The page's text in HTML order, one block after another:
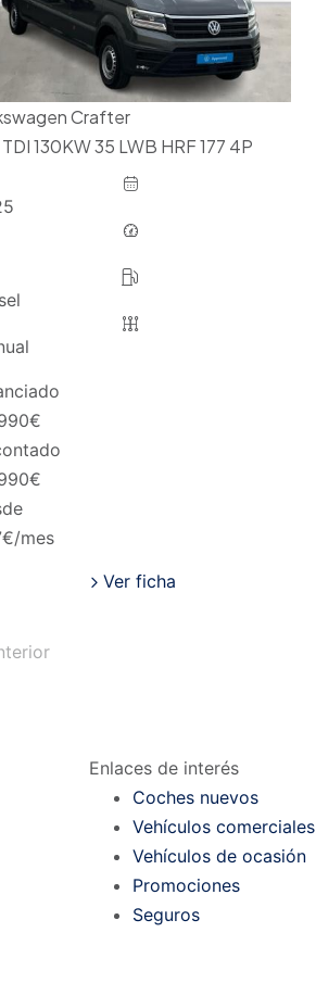
Crafter
130KW 35 LWB HRF 177 4P
€
€
€/mes
Ver ficha
Enlaces de interés
Coches nuevos
Vehículos comerciales
Vehículos de ocasión
Promociones
Seguros